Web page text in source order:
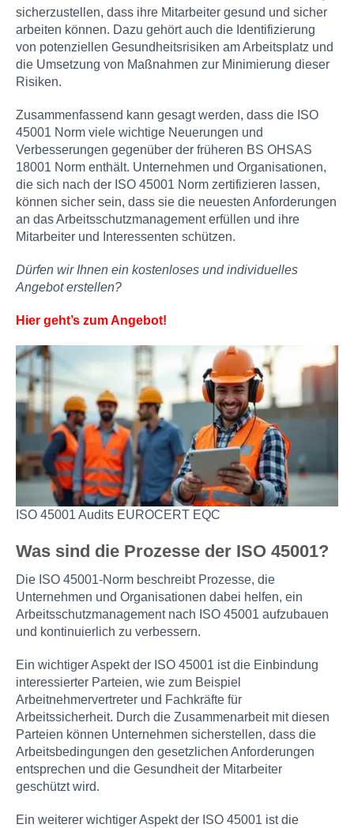
sicherzustellen, dass ihre Mitarbeiter gesund und sicher
arbeiten können. Dazu gehört auch die Identifizierung
von potenziellen Gesundheitsrisiken am Arbeitsplatz und
die Umsetzung von Maßnahmen zur Minimierung dieser
Risiken.
Zusammenfassend kann gesagt werden, dass die ISO
45001 Norm viele wichtige Neuerungen und
Verbesserungen gegenüber der früheren BS OHSAS
18001 Norm enthält. Unternehmen und Organisationen,
die sich nach der ISO 45001 Norm zertifizieren lassen,
können sicher sein, dass sie die neuesten Anforderungen
an das Arbeitsschutzmanagement erfüllen und ihre
Mitarbeiter und Interessenten schützen.
Dürfen wir Ihnen ein kostenloses und individuelles
Angebot erstellen?
Hier geht’s zum Angebot!
ISO 45001 Audits EUROCERT EQC
Was sind die Prozesse der ISO 45001?
Die ISO 45001-Norm beschreibt Prozesse, die
Unternehmen und Organisationen dabei helfen, ein
Arbeitsschutzmanagement nach ISO 45001 aufzubauen
und kontinuierlich zu verbessern.
Ein wichtiger Aspekt der ISO 45001 ist die Einbindung
interessierter Parteien, wie zum Beispiel
Arbeitnehmervertreter und Fachkräfte für
Arbeitssicherheit. Durch die Zusammenarbeit mit diesen
Parteien können Unternehmen sicherstellen, dass die
Arbeitsbedingungen den gesetzlichen Anforderungen
entsprechen und die Gesundheit der Mitarbeiter
geschützt wird.
Ein weiterer wichtiger Aspekt der ISO 45001 ist die